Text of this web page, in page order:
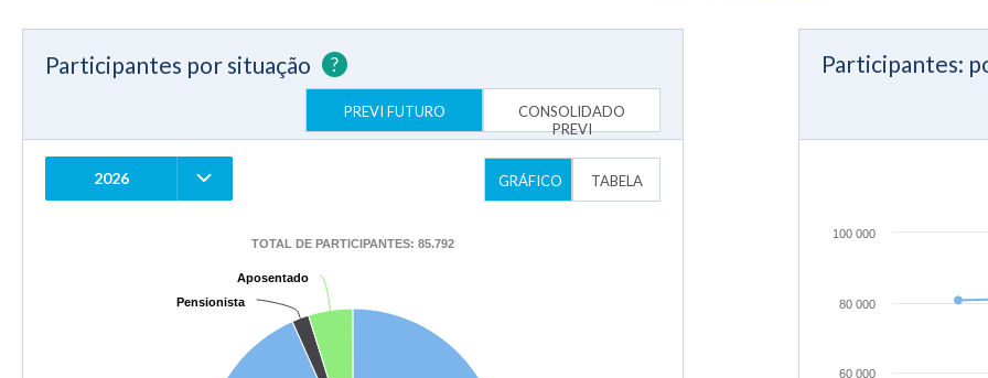
Participantes por situação ?
PREVI FUTURO
CONSOLIDADO
PREVI
2026 GRÁFICO TABELA
TOTAL DE PARTICIPANTES: 85.792
Pensionista
Pensionista
Aposentado
Aposentado
Participantes:
60 000
80 000
100 000